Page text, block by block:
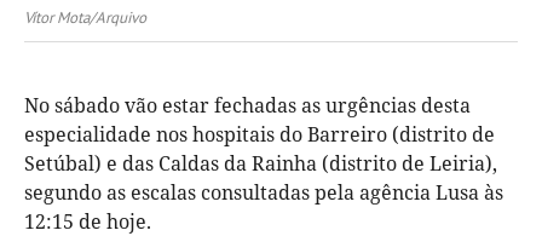
Vítor Mota/Arquivo
No sábado vão estar fechadas as urgências desta
especialidade nos hospitais do Barreiro (distrito de
Setúbal) e das Caldas da Rainha (distrito de Leiria),
segundo as escalas consultadas pela agência Lusa às
12:15 de hoje.